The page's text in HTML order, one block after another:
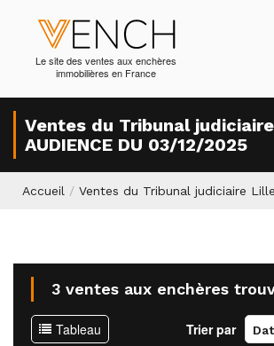
Le site des ventes aux enchères
immobilières en France
Ventes du Tribunal
AUDIENCE DU 03/12/2025
Accueil / Ventes du Tribunal judiciaire Lille
3 ventes aux enchères
Tableau Trier par